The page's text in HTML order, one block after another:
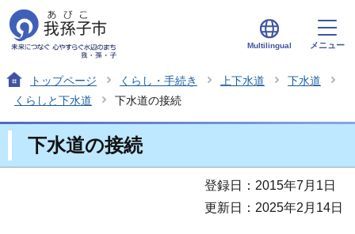
Multilingual メニュー
トップページ くらし・手続き 上下水道
下水道
くらしと下水道
下水道の接続
下水道の接続
登録日：2015年7月1日
更新日：2025年2月14日